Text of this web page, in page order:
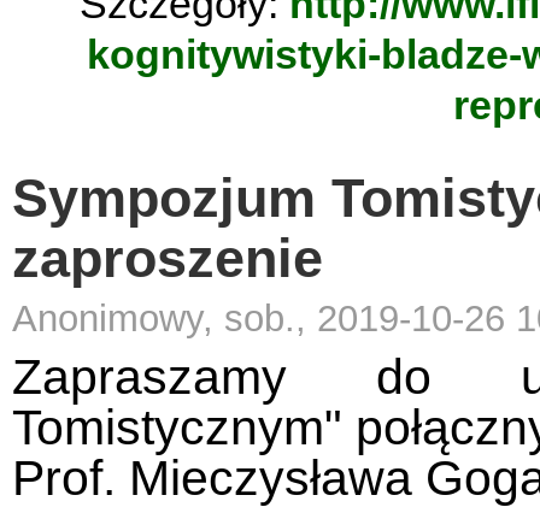
kognitywistyki-bladze-
Sympozjum
zaproszenie
Anonimowy, sob., 2019-10-26
Zapraszamy do
Tomistycznym"
Prof. Mieczysława